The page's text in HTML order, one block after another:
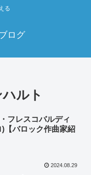
る
ログ
ルト
フレスコバルディ
【バロック作曲家紹
2024.08.29